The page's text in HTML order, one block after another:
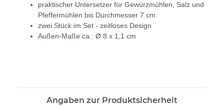
praktischer Untersetzer für Gewürzmühlen, Salz und
Pfeffermühlen bis Durchmesser 7 cm
zwei Stück im Set - zeitloses Design
Außen-Maße ca.: Ø 8 x 1,1 cm
Angaben zur Produktsicherheit